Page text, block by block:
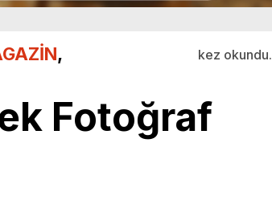
,
kez okundu.
Fotoğraf